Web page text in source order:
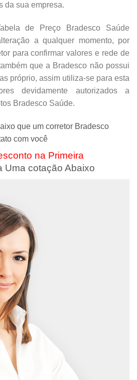
da sua empresa.
de Preço Bradesco Saúde
a qualquer momento, por
para confirmar valores e rede de
que a Bradesco não possui
próprio, assim utiliza-se para esta
devidamente autorizados a
Bradesco Saúde.
que um corretor Bradesco
com você
na Primeira
Uma cotação Abaixo